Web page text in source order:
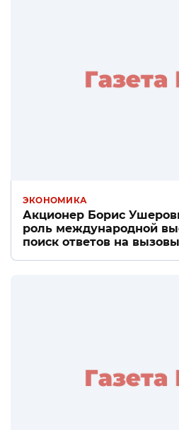
ЭКОНОМИКА
Акционер Борис
роль международной
поиск ответов на